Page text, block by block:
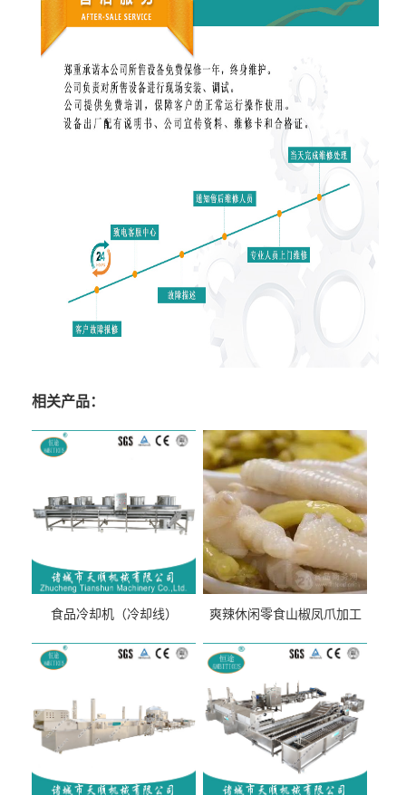
相关产品：
食品冷却机（冷却线）
爽辣休闲零食山椒凤爪加工
流水线）